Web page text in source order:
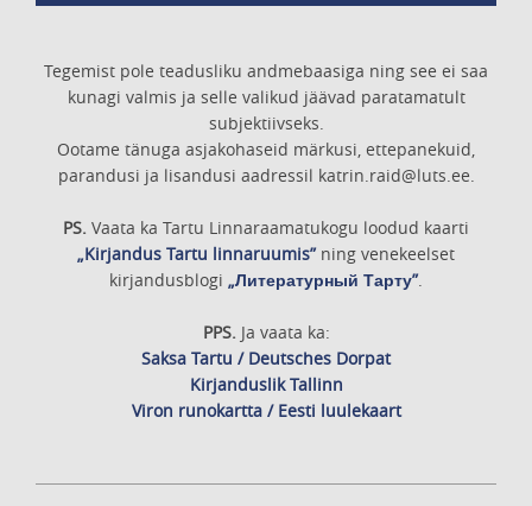
Tegemist pole teadusliku andmebaasiga ning see ei saa
kunagi valmis ja selle valikud jäävad paratamatult
subjektiivseks.
Ootame tänuga asjakohaseid märkusi, ettepanekuid,
parandusi ja lisandusi aadressil katrin.raid@luts.ee.
PS. Vaata ka Tartu Linnaraamatukogu loodud kaarti
„Kirjandus Tartu linnaruumis”ning venekeelset
kirjandusblogi „Литературный Тарту”.
PPS. Ja vaata ka:
Saksa Tartu / Deutsches Dorpat
Kirjanduslik Tallinn
Viron runokartta / Eesti luulekaart